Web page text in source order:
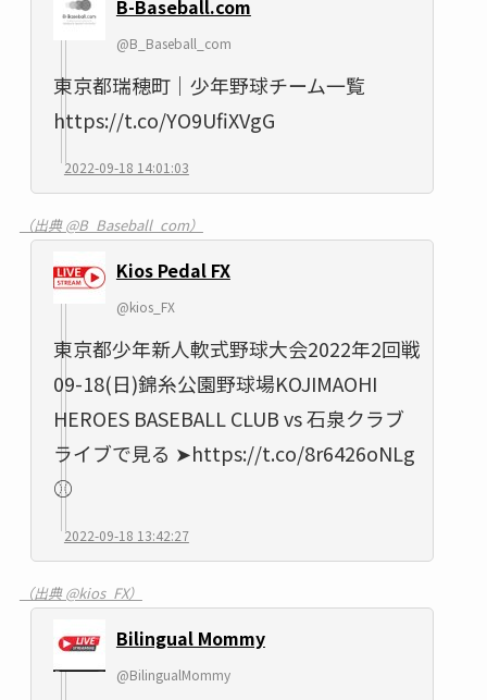
B-Baseball.com
@B_Baseball_com
東京都瑞穂町｜少年野球チーム一覧
https://t.co/YO9UfiXVgG
2022-09-18 14:01:03
（出典 @B_Baseball_com）
Kios Pedal FX
@kios_FX
東京都少年新人軟式野球大会2022年2回戦
09-18(日)錦糸公園野球場KOJIMAOHI
HEROES BASEBALL CLUB vs 石泉クラブ
ライブで見る ➤https://t.co/8r6426oNLg
⚾
2022-09-18 13:42:27
（出典 @kios_FX）
Bilingual Mommy
@BilingualMommy